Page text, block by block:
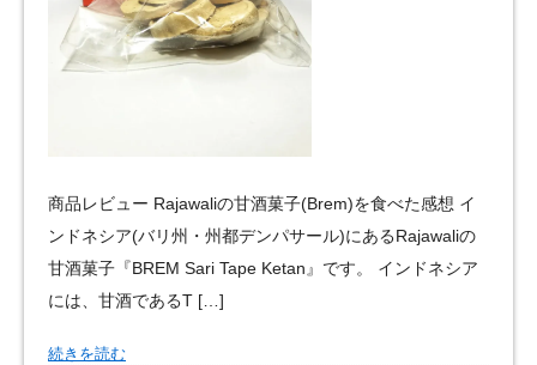
商品レビュー Rajawaliの甘酒菓子(Brem)を食べた感想 イ
ンドネシア(バリ州・州都デンパサール)にあるRajawaliの
甘酒菓子『BREM Sari Tape Ketan』です。 インドネシア
には、甘酒であるT […]
続きを読む